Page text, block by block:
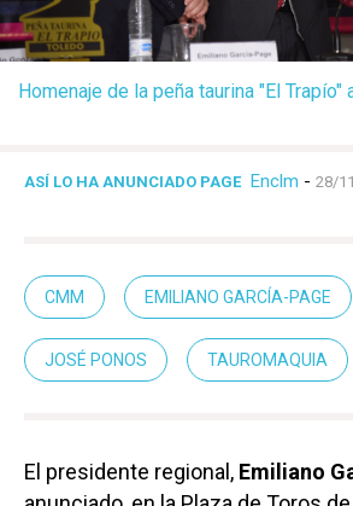
Homenaje de la peña taurina "El
ASÍ LO HA ANUNCIADO PAGE Enclm - 28/
CMM EMILIANO GARCÍA-PAGE
JOSÉ PONOS TAUROMAQUIA
El presidente regional, Emiliano